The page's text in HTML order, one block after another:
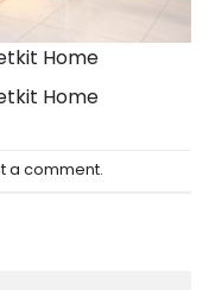
Home
Home
a comment.